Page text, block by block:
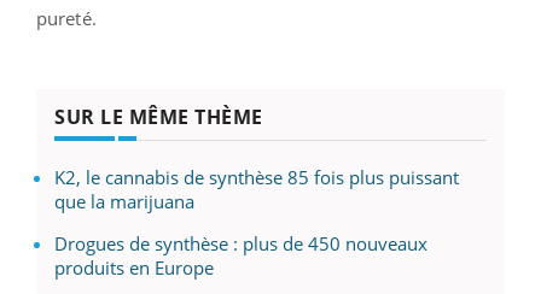
pureté.
SUR LE MÊME THÈME
K2, le cannabis de synthèse 85 fois plus puissant
que la marijuana
Drogues de synthèse : plus de 450 nouveaux
produits en Europe